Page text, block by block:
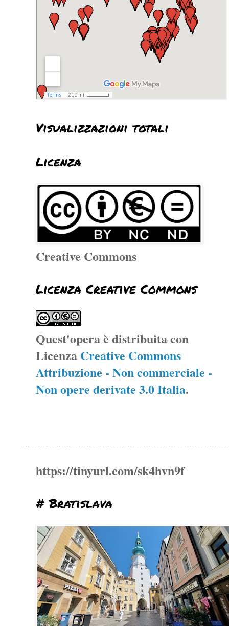
Visualizzazioni totali
Licenza
Creative Commons
Licenza Creative Commons
Quest'opera è distribuita con
Licenza Creative Commons
Attribuzione - Non commerciale -
Non opere derivate 3.0 Italia.
https://tinyurl.com/sk4hvn9f
# Bratislava